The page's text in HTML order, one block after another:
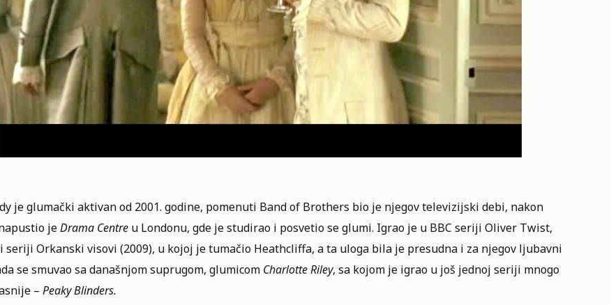
je glumački aktivan od 2001. godine, pomenuti Band of Brothers bio je njegov televizijski debi, nakon
jeDrama Centreu Londonu, gde je studirao i posvetio se glumi. Igrao je u BBC seriji Oliver Twist,
seriji Orkanski visovi (2009), u kojoj je tumačio Heathcliffa, a ta uloga bila je presudna i za njegov ljubavni
se smuvao sa današnjom suprugom, glumicom Charlotte Riley, sa kojom je igrao u još jednoj seriji mnogo
– Peaky Blinders.